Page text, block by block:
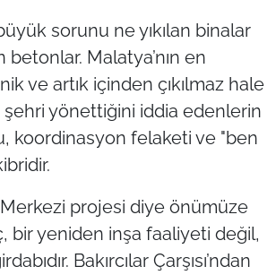
sorunu ne yıkılan binalar
Malatya’nın en
ve artık içinden çıkılmaz hale
yönettiğini iddia edenlerin
koordinasyon felaketi ve "ben
projesi diye önümüze
bir yeniden inşa faaliyeti değil,
Bakırcılar Çarşısı’ndan